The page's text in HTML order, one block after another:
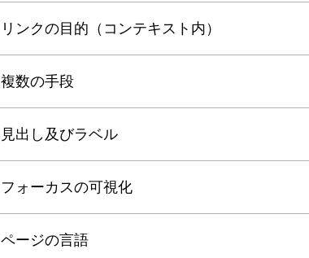
リンクの目的（コンテキスト内）
複数の手段
見出し及びラベル
フォーカスの可視化
ページの言語